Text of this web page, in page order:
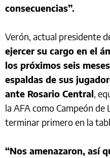
consecuencias”.
Verón, actual presidente
ejercer su cargo en el
los próximos seis
espaldas de sus
ante Rosario Central,
la AFA como Campeón de
terminar primero en la
“Nos amenazaron, así